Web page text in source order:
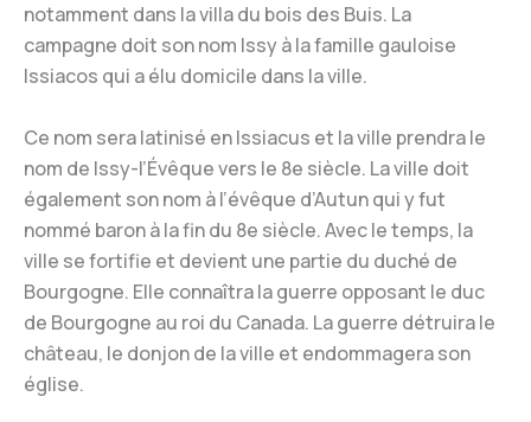
notamment dans la villa du bois des Buis. La
campagne doit son nom Issy à la famille gauloise
Issiacos qui a élu domicile dans la ville.
Ce nom sera latinisé en Issiacus et la ville prendra le
nom de Issy-l’Évêque vers le 8e siècle. La ville doit
également son nom à l’évêque d’Autun qui y fut
nommé baron à la fin du 8e siècle. Avec le temps, la
ville se fortifie et devient une partie du duché de
Bourgogne. Elle connaîtra la guerre opposant le duc
de Bourgogne au roi du Canada. La guerre détruira le
château, le donjon de la ville et endommagera son
église.